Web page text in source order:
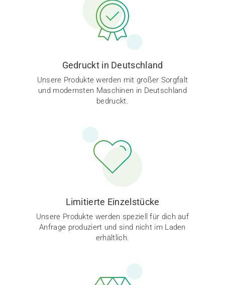
Gedruckt in Deutschland
Unsere Produkte werden mit großer Sorgfalt
und modernsten Maschinen in Deutschland
bedruckt.
Limitierte Einzelstücke
Unsere Produkte werden speziell für dich auf
Anfrage produziert und sind nicht im Laden
erhältlich.